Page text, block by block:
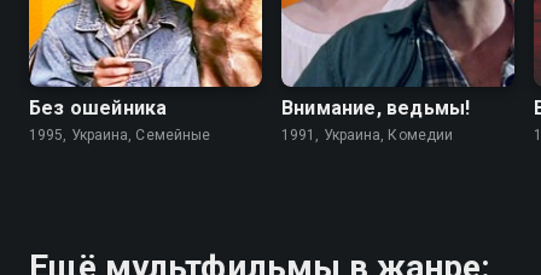
6.7 4.6
Без ошейника
1995, Украина, Семейные
5.6
Внимание, ведьмы!
1991, Украина, Комедии